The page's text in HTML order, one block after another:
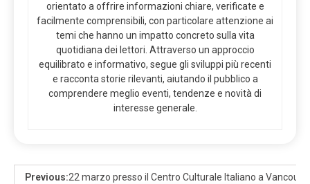
orientato a offrire informazioni chiare, verificate e
facilmente comprensibili, con particolare attenzione ai
temi che hanno un impatto concreto sulla vita
quotidiana dei lettori. Attraverso un approccio
equilibrato e informativo, segue gli sviluppi più recenti
e racconta storie rilevanti, aiutando il pubblico a
comprendere meglio eventi, tendenze e novità di
interesse generale.
Previous:22 marzo presso il Centro Culturale Italiano a